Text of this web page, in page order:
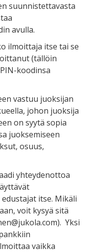
suunnistettavasta
avulla.
ilmoittaja itse tai se
(tällöin
koodinsa
vastuu juoksijan
johon juoksija
on syytä sopia
juoksemiseen
osuus,
yhteydenottoa
itse. Mikäli
voit kysyä sitä
Yksi
vaikka